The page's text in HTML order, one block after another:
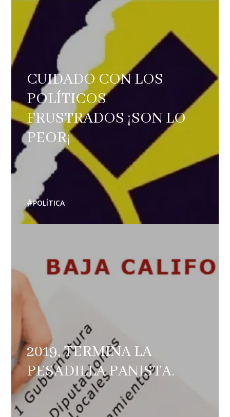
CUIDADO CON LOS
POLÍTICOS
FRUSTRADOS ¡SON LO
PEOR¡
POLÍTICA
2019, TERMINA LA
PESADILLA PANISTA.